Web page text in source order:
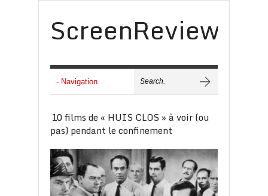
ScreenReview
10 films de « HUIS CLOS » à voir (ou
pas) pendant le confinement